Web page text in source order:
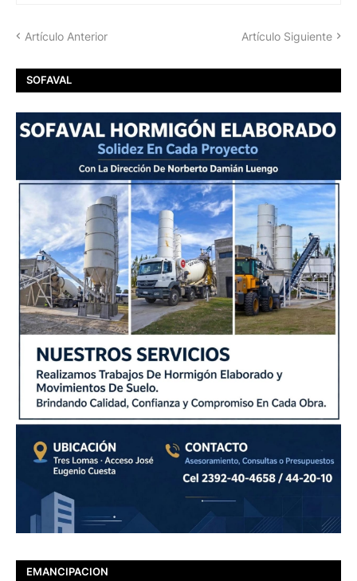
Artículo Anterior Artículo Siguiente
SOFAVAL
EMANCIPACION